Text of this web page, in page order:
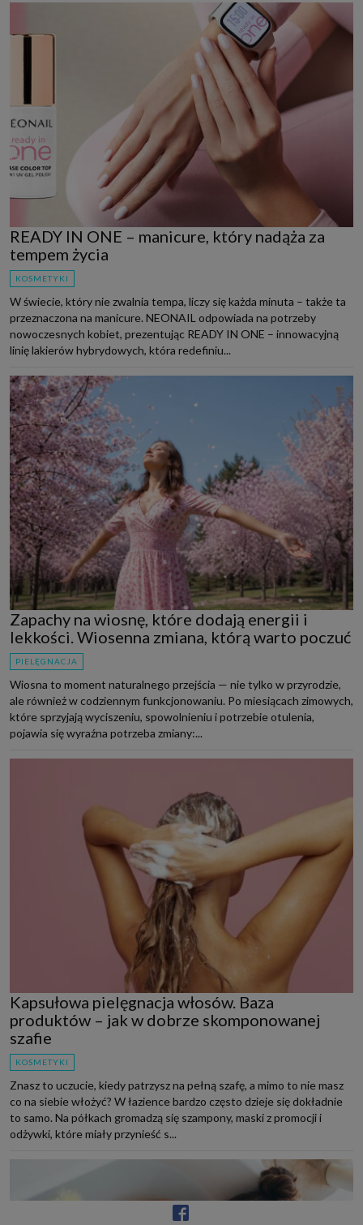
READY IN ONE – manicure, który nadąża za
tempem życia
KOSMETYKI
W świecie, który nie zwalnia tempa, liczy się każda minuta – także ta
przeznaczona na manicure. NEONAIL odpowiada na potrzeby
nowoczesnych kobiet, prezentując READY IN ONE – innowacyjną
linię lakierów hybrydowych, która redefiniu...
Zapachy na wiosnę, które dodają energii i
lekkości. Wiosenna zmiana, którą warto poczuć
PIELĘGNACJA
Wiosna to moment naturalnego przejścia — nie tylko w przyrodzie,
ale również w codziennym funkcjonowaniu. Po miesiącach zimowych,
które sprzyjają wyciszeniu, spowolnieniu i potrzebie otulenia,
pojawia się wyraźna potrzeba zmiany:...
Kapsułowa pielęgnacja włosów. Baza
produktów – jak w dobrze skomponowanej
szafie
KOSMETYKI
Znasz to uczucie, kiedy patrzysz na pełną szafę, a mimo to nie masz
co na siebie włożyć? W łazience bardzo często dzieje się dokładnie
to samo. Na półkach gromadzą się szampony, maski z promocji i
odżywki, które miały przynieść s...